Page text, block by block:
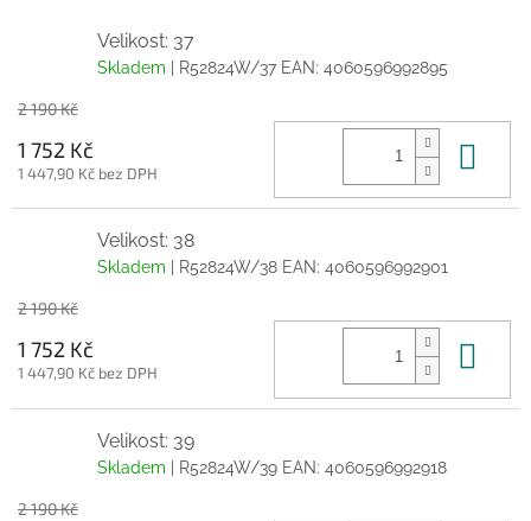
Velikost: 37
Skladem | R52824W/37 EAN: 4060596992895
2 190 Kč
1 752 Kč
1 447,90 Kč bez DPH
Velikost: 38
Skladem | R52824W/38 EAN: 4060596992901
2 190 Kč
1 752 Kč
1 447,90 Kč bez DPH
Velikost: 39
Skladem | R52824W/39 EAN: 4060596992918
2 190 Kč